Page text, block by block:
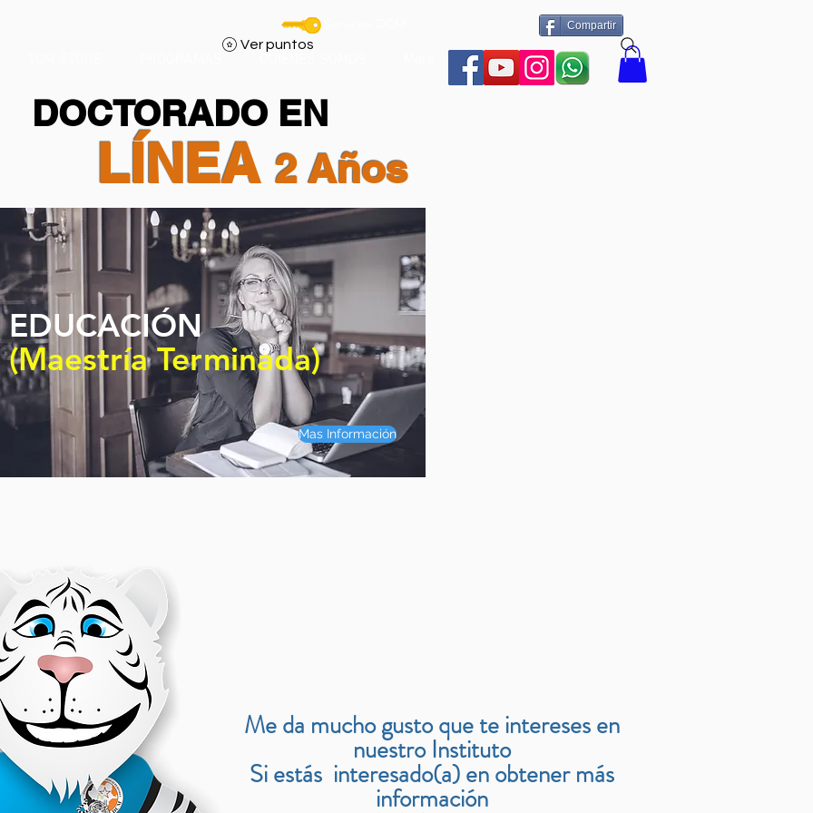
Compartir
Ver puntos
DOCTORADO EN
LÍNEA 2 Años
EDUCACIÓN
(Maestría Terminada)
Mas Información
Me da mucho gusto que te intereses en
nuestro Instituto
Si estás interesado(a) en obtener más
información